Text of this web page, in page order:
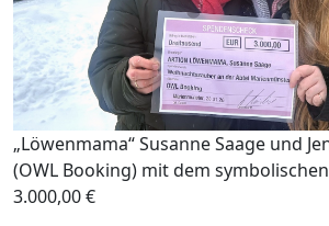
„Löwenmama“ Susanne Saage und
(OWL Booking) mit dem
3.000,00 €